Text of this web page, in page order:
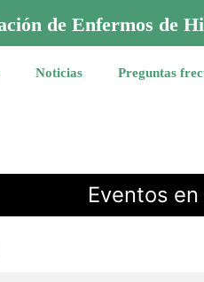
de Enfermos de
Noticias Preguntas
Eventos